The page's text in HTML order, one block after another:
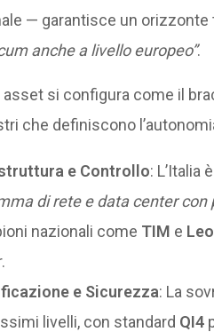
— garantisce un
anche a livello europeo”.
asset si configura come il
che definiscono
e Controllo: L’Italia
di rete e data center con
nazionali come TIM e
e Sicurezza: La
livelli, con standard QI4